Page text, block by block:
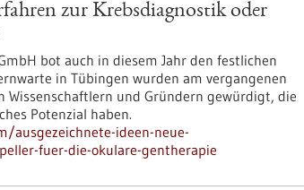
zur Krebsdiagnostik oder
bot auch in diesem Jahr den festlichen
in Tübingen wurden am vergangenen
Wissenschaftlern und Gründern gewürdigt, die
Potenzial haben.
ideen-neue-
fuer-die-okulare-gentherapie